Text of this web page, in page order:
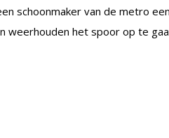
schoonmaker van de metro
weerhouden het spoor op te